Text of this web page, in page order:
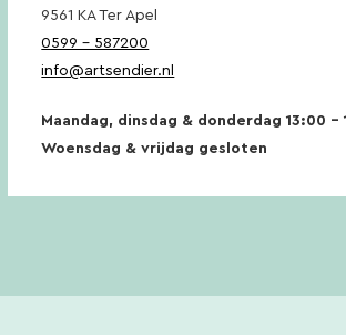
9561 KA Ter Apel
0599 – 587200
info@artsendier.nl
Maandag, dinsdag & donderdag 13:00 –
Woensdag & vrijdag gesloten